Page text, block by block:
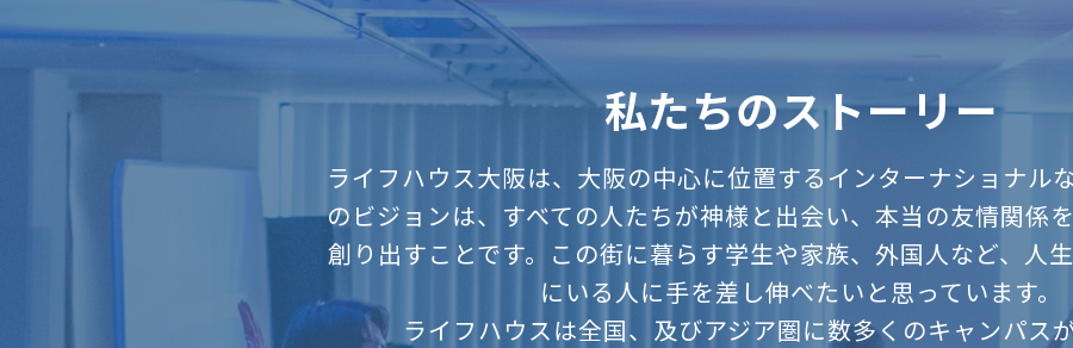
私たちのストーリー
ライフハウス大阪は、大阪の中心に位置するインターナショナルな
のビジョンは、すべての人たちが神様と出会い、本当の友情関係
創り出すことです。 この街に暮らす学生や家族、外国人など、人
にいる人に手を差し伸べたいと思っています。
ライフハウスは全国、及びアジア圏に数多くのキャンパスが